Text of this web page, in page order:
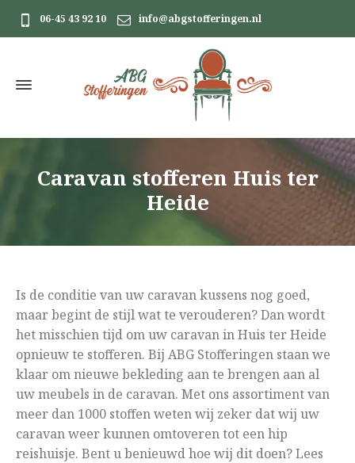
06-45 43 92 10 info@abgstofferingen.nl
Caravan stofferen Huis ter
Heide
Is de conditie van uw caravan kussens nog goed,
maar begint de stijl wat te verouderen? Dan wordt
het misschien tijd om uw caravan in Huis ter Heide
opnieuw te stofferen. Bij ABG Stofferingen staan we
klaar om nieuwe bekleding aan te brengen aan al
uw meubels in de caravan. Met ons assortiment van
meer dan 1000 stoffen weten wij zeker dat wij uw
caravan weer kunnen omtoveren tot een hip
reishuisje. Bent u benieuwd hoe wij dit doen? Lees